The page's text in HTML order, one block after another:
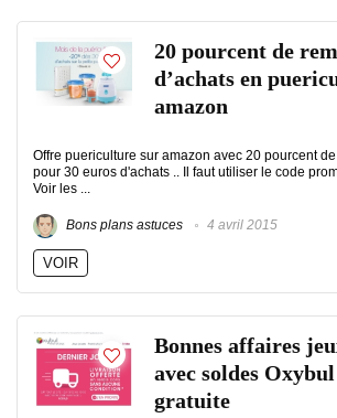
20 pourcent de
d’achats en
amazon
Offre puericulture sur amazon avec 20 pourcent
pour 30 euros d'achats .. Il faut utiliser le code
Voir les ...
Bons plans astuces 4 avril 2015
VOIR
Bonnes affaires
avec soldes
gratuite